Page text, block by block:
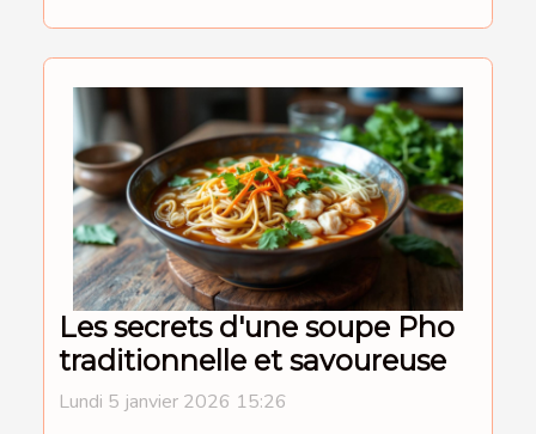
Les secrets d'une soupe Pho
traditionnelle et savoureuse
Lundi 5 janvier 2026 15:26